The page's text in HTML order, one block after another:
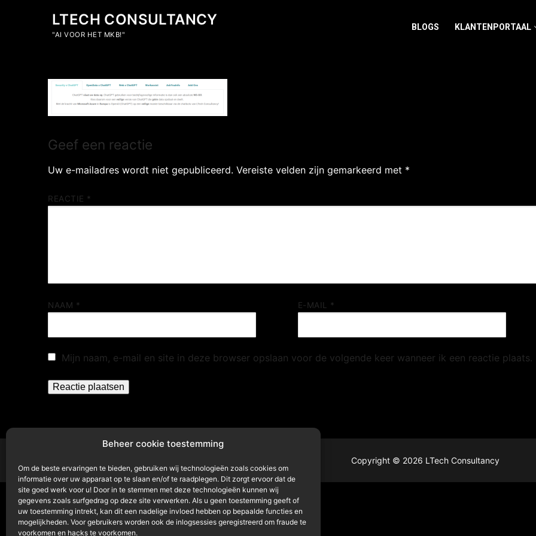
Beheer cookie toestemming
Om de beste ervaringen te bieden, gebruiken wij technologieën zoals cookies om
informatie over uw apparaat op te slaan en/of te raadplegen. Dit zorgt ervoor dat de
site goed werk voor u! Door in te stemmen met deze technologieën kunnen wij
gegevens zoals surfgedrag op deze site verwerken. Als u geen toestemming geeft of
uw toestemming intrekt, kan dit een nadelige invloed hebben op bepaalde functies en
mogelijkheden. Voor gebruikers worden ook de inlogsessies geregistreerd om fraude te
voorkomen en hacks te voorkomen.
LTECH CONSULTANCY
"AI VOOR HET MKB!"
BLOGS KLANTENPORTAAL
Geef een reactie
Uw e-mailadres wordt niet gepubliceerd. Vereiste velden zijn gemarkeerd met *
REACTIE *
NAAM * E-MAIL *
Mijn naam, e-mail en site in deze browser opslaan voor de volgende keer wanneer ik een reactie plaats.
Copyright © 2026 LTech Consultancy